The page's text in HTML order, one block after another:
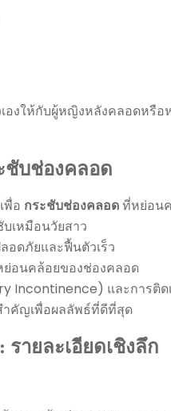
งให้กับผู้หญิงหลังคลอดหรื
ชับช่องคลอด
พื่อ กระชับช่องคลอดที่หย่อน
เหมือนวัยสาว
อดภัยและฟื้นตัวเร็ว
อนคล้อยของช่องคลอด
Incontinence) และการติ
ำคัญเพื่อผลลัพธ์ที่ดีที่สุด
ายละเอียดเชิงลึก